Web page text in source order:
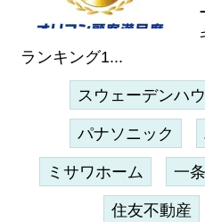
ランキング1...
スウェーデンハ
パナソニック
ミサワホーム 一
住友不動産